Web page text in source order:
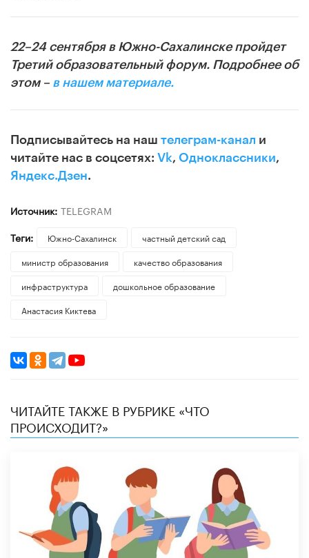
22–24 сентября в Южно-Сахалинске пройдет
Третий образовательный форум. Подробнее об
этом – в нашем материале.
Подписывайтесь на наш телеграм-канал и
читайте нас в соцсетях: Vk, Одноклассники,
Яндекс.Дзен.
Источник: TELEGRAM
Теги:
Южно-Сахалинск
частный детский сад
министр образования
качество образования
инфраструктура
дошкольное образование
Анастасия Киктева
ЧИТАЙТЕ ТАКЖЕ В РУБРИКЕ «ЧТО
ПРОИСХОДИТ?»